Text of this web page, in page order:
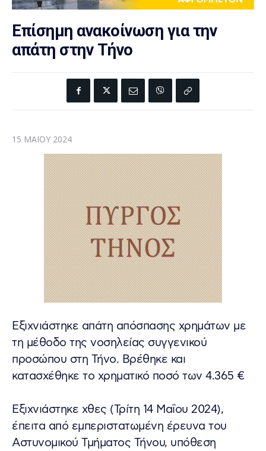
Επίσημη ανακοίνωση για την
απάτη στην Τήνο
15 ΜΑΪ́ΟΥ 2024
Εξιχνιάστηκε απάτη απόσπασης χρημάτων με
τη μέθοδο της νοσηλείας συγγενικού
προσώπου στη Τήνο. Βρέθηκε και
κατασχέθηκε το χρηματικό ποσό των 4.365 €
Εξιχνιάστηκε χθες (Τρίτη 14 Μαΐου 2024),
έπειτα από εμπεριστατωμένη έρευνα του
Αστυνομικού Τμήματος Τήνου, υπόθεση